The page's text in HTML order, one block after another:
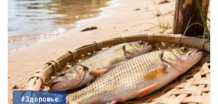
#Здоровье